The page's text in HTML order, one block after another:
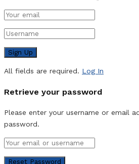
All fields are required. Log In
Retrieve your password
Please enter your username or email
password.